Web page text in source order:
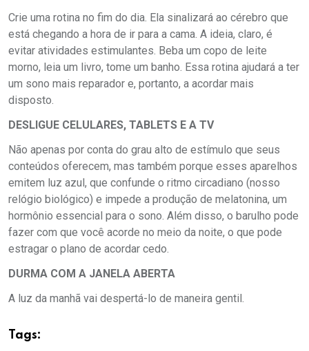
Crie uma rotina no fim do dia. Ela sinalizará ao cérebro que
está chegando a hora de ir para a cama. A ideia, claro, é
evitar atividades estimulantes. Beba um copo de leite
morno, leia um livro, tome um banho. Essa rotina ajudará a ter
um sono mais reparador e, portanto, a acordar mais
disposto.
DESLIGUE CELULARES, TABLETS E A TV
Não apenas por conta do grau alto de estímulo que seus
conteúdos oferecem, mas também porque esses aparelhos
emitem luz azul, que confunde o ritmo circadiano (nosso
relógio biológico) e impede a produção de melatonina, um
hormônio essencial para o sono. Além disso, o barulho pode
fazer com que você acorde no meio da noite, o que pode
estragar o plano de acordar cedo.
DURMA COM A JANELA ABERTA
A luz da manhã vai despertá-lo de maneira gentil.
Tags: